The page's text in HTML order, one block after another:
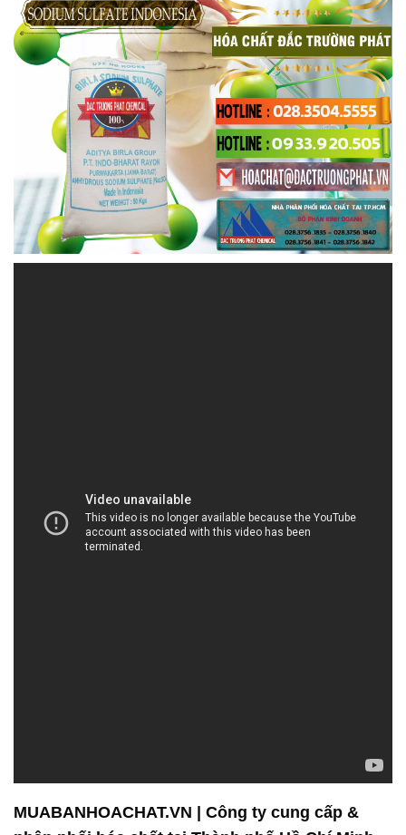
MUABANHOACHAT.VN | Công ty cung cấp &